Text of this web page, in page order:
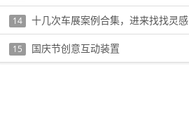
14 十几次车展案例合集，进来找找灵感！
15 国庆节创意互动装置